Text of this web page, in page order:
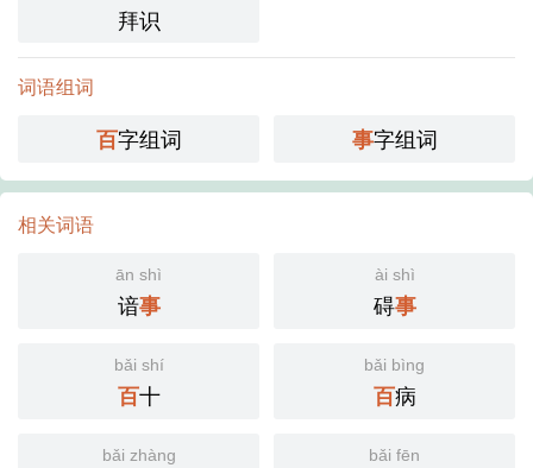
拜识
词语组词
百字组词 事字组词
相关词语
ān shì
谙事
ài shì
碍事
bǎi shí
百十
bǎi bìng
百病
bǎi zhàng bǎi fēn